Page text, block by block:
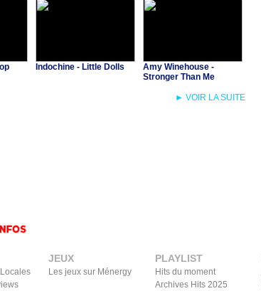
Indochine - Little Dolls
Amy Winehouse -
Stronger Than Me
► VOIR LA SUITE
JEUX
Les jeux sur Ménergy
PLAYLIST
Hits du moment
Archives Hits 2025